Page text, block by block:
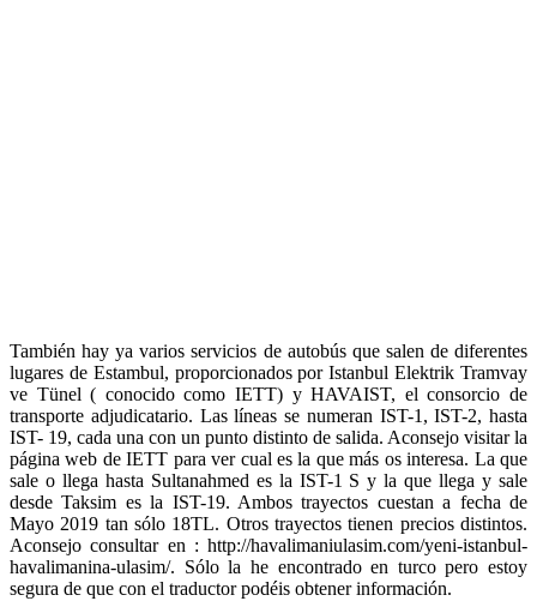
También hay ya varios servicios de autobús que salen de diferentes
lugares de Estambul, proporcionados por Istanbul Elektrik Tramvay
ve Tünel ( conocido como IETT) y HAVAIST, el consorcio de
transporte adjudicatario. Las líneas se numeran IST-1, IST-2, hasta
IST- 19, cada una con un punto distinto de salida. Aconsejo visitar la
página web de IETT para ver cual es la que más os interesa. La que
sale o llega hasta Sultanahmed es la IST-1 S y la que llega y sale
desde Taksim es la IST-19. Ambos trayectos cuestan a fecha de
Mayo 2019 tan sólo 18TL. Otros trayectos tienen precios distintos.
Aconsejo consultar en : http://havalimaniulasim.com/yeni-istanbul-
havalimanina-ulasim/. Sólo la he encontrado en turco pero estoy
segura de que con el traductor podéis obtener información.